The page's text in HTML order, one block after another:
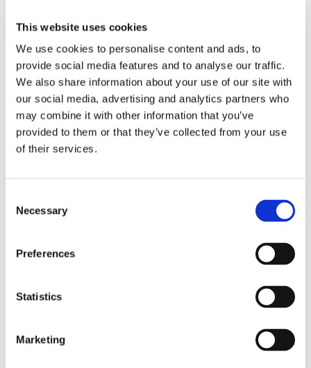
This website uses cookies
We use cookies to personalise content and ads, to
provide social media features and to analyse our traffic.
We also share information about your use of our site with
our social media, advertising and analytics partners who
may combine it with other information that you’ve
provided to them or that they’ve collected from your use
of their services.
Selection
Necessary
Preferences
Statistics
Marketing
surveillance logement
Pratique linguistique
préparation repas
aide lever coucher
aide ponctuelle
garde animaux
Nombre de chambres